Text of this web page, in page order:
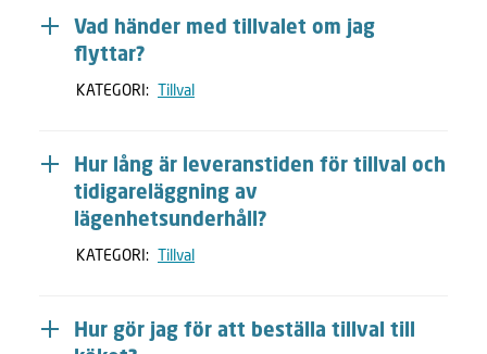
Vad händer med tillvalet om jag
flyttar?
KATEGORI: Tillval
Hur lång är leveranstiden för tillval och
tidigareläggning av
lägenhetsunderhåll?
KATEGORI: Tillval
Hur gör jag för att beställa tillval till